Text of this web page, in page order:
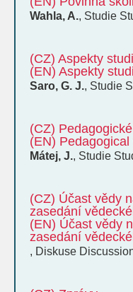
Wahla, A., Studie
(CZ) Aspekty
(EN) Aspekty
Saro, G. J., Studie
(CZ)
(EN)
Mátej, J., Studie
(CZ) Účast vědy
zasedání
(EN) Účast vědy
zasedání
, Diskuse